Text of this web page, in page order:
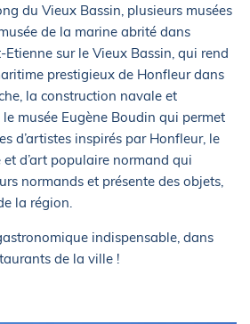
du Vieux Bassin, plusieurs musées
de la marine abrité dans
Etienne sur le Vieux Bassin, qui rend
prestigieux de Honfleur dans
la construction navale et
musée Eugène Boudin qui permet
d’artistes inspirés par Honfleur, le
et d’art populaire normand qui
normands et présente des objets,
la région.
indispensable, dans
de la ville !